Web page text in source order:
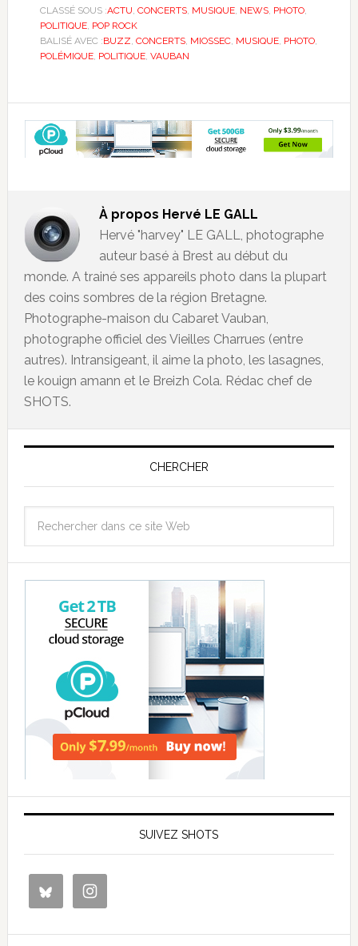
CLASSÉ SOUS :ACTU, CONCERTS, MUSIQUE, NEWS, PHOTO,
POLITIQUE, POP ROCK
BALISÉ AVEC :BUZZ, CONCERTS, MIOSSEC, MUSIQUE, PHOTO,
POLÉMIQUE, POLITIQUE, VAUBAN
À propos Hervé LE GALL
Hervé "harvey" LE GALL, photographe
auteur basé à Brest au début du
monde. A trainé ses appareils photo dans la plupart
des coins sombres de la région Bretagne.
Photographe-maison du Cabaret Vauban,
photographe officiel des Vieilles Charrues (entre
autres). Intransigeant, il aime la photo, les lasagnes,
le kouign amann et le Breizh Cola. Rédac chef de
SHOTS.
CHERCHER
SUIVEZ SHOTS